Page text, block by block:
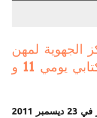
الجهوية لمهن
التربية والتكوين في شقها الكتابي يومي 11 و
بناء على المرسوم رقم 2.11.672 الصادر في 23 ديسمبر 2011